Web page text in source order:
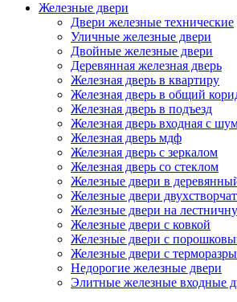
Железные двери
Двери железные технические
Уличные железные двери
Двойные железные двери
Деревянная железная дверь
Железная дверь в квартиру
Железная дверь в общий
Железная дверь в подъезд
Железная дверь входная с
Железная дверь мдф
Железная дверь с зеркалом
Железная дверь со стеклом
Железные двери в
Железные двери
Железные двери на
Железные двери с ковкой
Железные двери с
Железные двери с
Недорогие железные двери
Элитные железные входные